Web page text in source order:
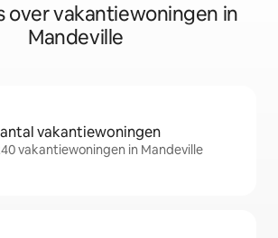
over vakantiewoningen in
Mandeville
vakantiewoningen
vakantiewoningen in Mandeville